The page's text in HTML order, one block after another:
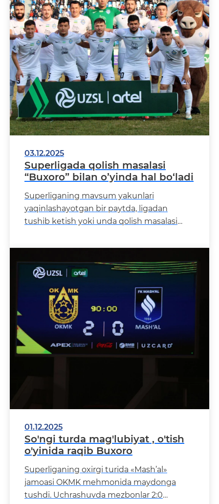
03.12.2025
Superligada qolish masalasi
“Buxoro” bilan o’yinda hal bo‘ladi
Superliganing mavsum yakunlari
yaqinlashayotgan bir paytda, ligadan
tushib ketish yoki unda qolish masalasi
masala 5 dekabr
01.12.2025
So'ngi turda mag'lubiyat , o'tish
o'yinida raqib Buxoro
Superliganing oxirgi turida «Mash’al»
jamoasi OKMK mehmonida maydonga
tushdi. Uchrashuvda mezbonlar 2:0